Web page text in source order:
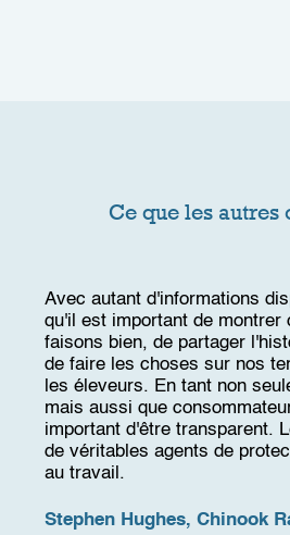
Ce que les autres
Avec autant d'informations
qu'il est important de montrer
faisons bien, de partager
de faire les choses sur nos
les éleveurs. En tant non
mais aussi que
important d'être transparent.
de véritables agents de
au travail.
Stephen Hughes, Chinook